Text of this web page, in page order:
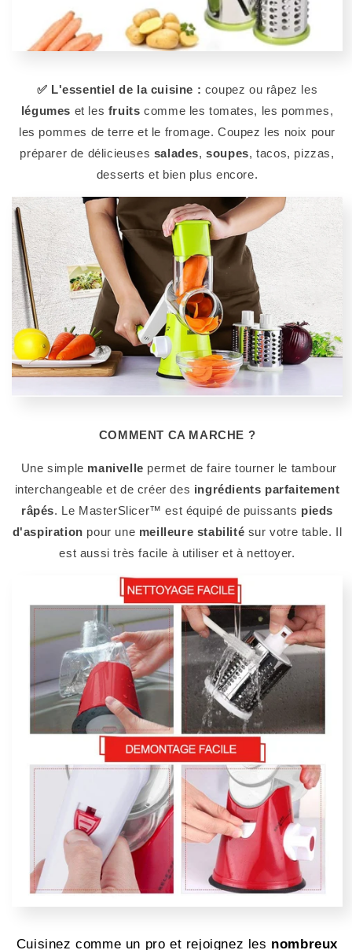
✅ L'essentiel de la cuisine : coupez ou râpez les
légumes et les fruits comme les tomates, les pommes,
les pommes de terre et le fromage. Coupez les noix pour
préparer de délicieuses salades,soupes, tacos, pizzas,
desserts et bien plus encore.
COMMENT CA MARCHE ?
Une simple manivelle permet de faire tourner le tambour
interchangeable et de créer des ingrédients parfaitement
râpés. Le MasterSlicer™ est équipé de puissants pieds
d'aspiration pour une meilleure stabilité sur votre table. Il
est aussi très facile à utiliser et à nettoyer.
Cuisinez comme un pro et rejoignez les nombreux